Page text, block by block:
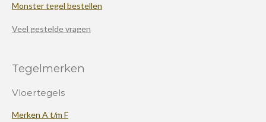
Monster tegel bestellen
Veel gestelde vragen
Tegelmerken
Vloertegels
Merken A t/m F